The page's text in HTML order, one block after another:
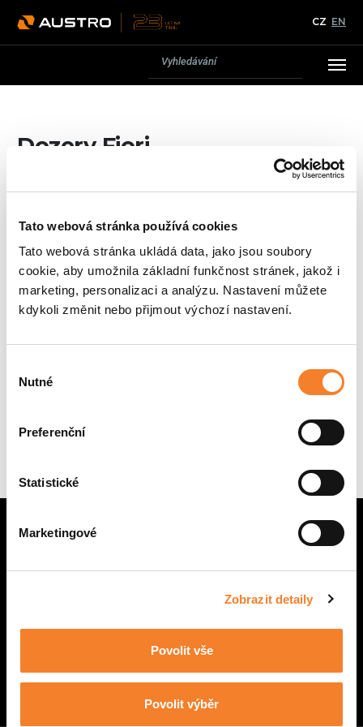
Tato webová stránka používá cookies
Tato webová stránka ukládá data, jako jsou soubory
cookie, aby umožnila základní funkčnost stránek, jakož i
marketing, personalizaci a analýzu. Nastavení můžete
kdykoli změnit nebo přijmout výchozí nastavení.
souhlasu
Nutné
Preferenční
Statistické
Marketingové
Zobrazit detaily
Povolit vše
Povolit výběr
CZ EN
Dozery Fiori
Ke všem u nás pořízeným stavební strojů poskytujeme
Více se dozvíte v sekci Servis.
NÁHRADNÍ DÍLY